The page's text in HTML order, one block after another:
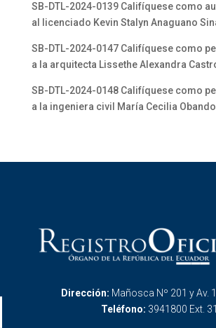
SB-DTL-2024-0139 Califíquese como
al licenciado Kevin Stalyn Anaguano
SB-DTL-2024-0147 Califíquese como
a la arquitecta Lissethe Alexandra
SB-DTL-2024-0148 Califíquese como
a la ingeniera civil María Cecilia
Dirección: Mañosca Nº 201 y Av.
Teléfono: 3941800 Ext.